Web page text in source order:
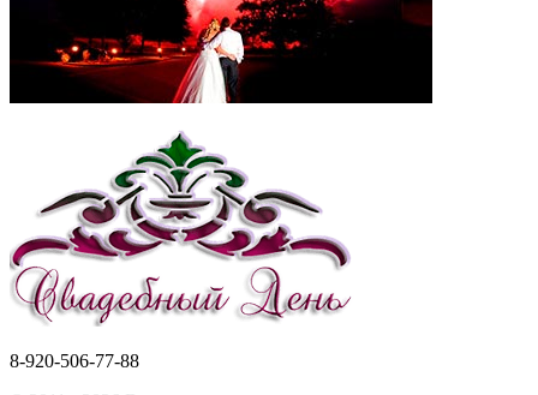
8-920-506-77-88